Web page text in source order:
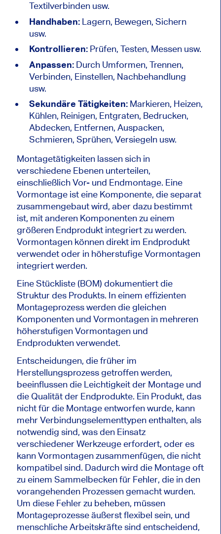
Textilverbinden usw.
Handhaben:Lagern, Bewegen, Sichern
usw.
Kontrollieren:Prüfen, Testen, Messen usw.
Anpassen:Durch Umformen, Trennen,
Verbinden, Einstellen, Nachbehandlung
usw.
Sekundäre Tätigkeiten:Markieren, Heizen,
Kühlen, Reinigen, Entgraten, Bedrucken,
Abdecken, Entfernen, Auspacken,
Schmieren, Sprühen, Versiegeln usw.
Montagetätigkeiten lassen sich in
verschiedene Ebenen unterteilen,
einschließlich Vor- und Endmontage. Eine
Vormontage ist eine Komponente, die separat
zusammengebaut wird, aber dazu bestimmt
ist, mit anderen Komponenten zu einem
größeren Endprodukt integriert zu werden.
Vormontagen können direkt im Endprodukt
verwendet oder in höherstufige Vormontagen
integriert werden.
Eine Stückliste (BOM) dokumentiert die
Struktur des Produkts. In einem effizienten
Montageprozess werden die gleichen
Komponenten und Vormontagen in mehreren
höherstufigen Vormontagen und
Endprodukten verwendet.
Entscheidungen, die früher im
Herstellungsprozess getroffen werden,
beeinflussen die Leichtigkeit der Montage und
die Qualität der Endprodukte. Ein Produkt, das
nicht für die Montage entworfen wurde, kann
mehr Verbindungselementtypen enthalten, als
notwendig sind, was den Einsatz
verschiedener Werkzeuge erfordert, oder es
kann Vormontagen zusammenfügen, die nicht
kompatibel sind. Dadurch wird die Montage oft
zu einem Sammelbecken für Fehler, die in den
vorangehenden Prozessen gemacht wurden.
Um diese Fehler zu beheben, müssen
Montageprozesse äußerst flexibel sein, und
menschliche Arbeitskräfte sind entscheidend,